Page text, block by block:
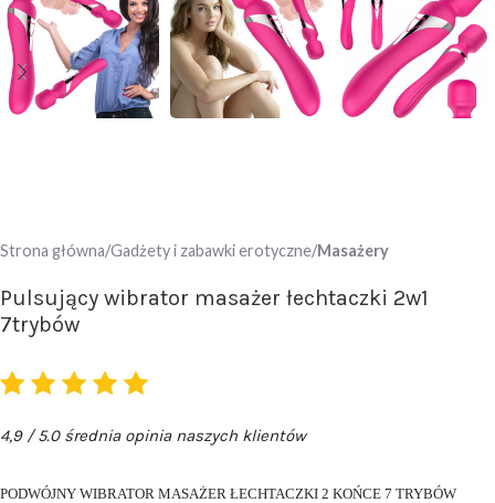
Strona główna Gadżety i zabawki erotyczne Masażery
Pulsujący wibrator masażer łechtaczki 2w1
7trybów
4,9 / 5.0 średnia opinia naszych klientów
PODWÓJNY WIBRATOR MASAŻER ŁECHTACZKI 2 KOŃCE 7 TRYBÓW